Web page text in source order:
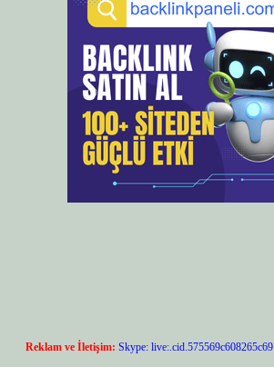
Reklam ve İletişim: Skype: live:.cid.575569c608265c69